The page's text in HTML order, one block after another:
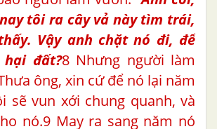
tôi ra cây vả này tìm trái,
Vậy anh chặt nó đi, để
đất?8 Nhưng người làm
ông, xin cứ để nó lại năm
sẽ vun xới chung quanh, và
nó.9 May ra sang năm nó